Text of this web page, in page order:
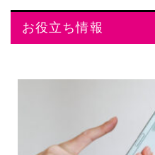
お役立ち情報